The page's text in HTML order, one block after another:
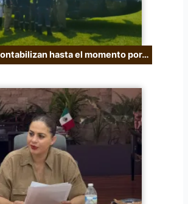
hasta el momento por…